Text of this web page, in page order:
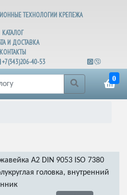
ТЕХНОЛОГИИ КРЕПЕЖА
КАТАЛОГ
И ДОСТАВКА
КОНТАКТЫ
+7(343)206-40-53
0
А2 DIN 9053 ISO 7380
головка, внутренний